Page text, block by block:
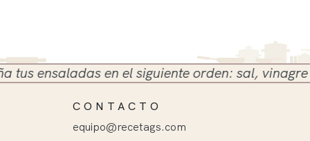
en el siguiente orden: sal, vinagre y
CONTACTO
equipo@recetags.com